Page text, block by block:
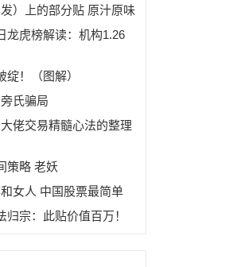
）上的部分贴 原汁原味
龙虎榜解读：机构1.26
绽！（图解）
氏骗局
佬交易精髓心法的整理
策略 老妖
女人 中国股票最简单
归宗：此贴价值百万！